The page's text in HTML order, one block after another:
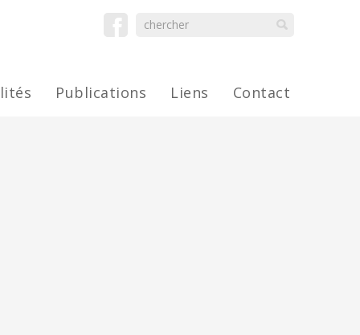
Publications Liens Contact